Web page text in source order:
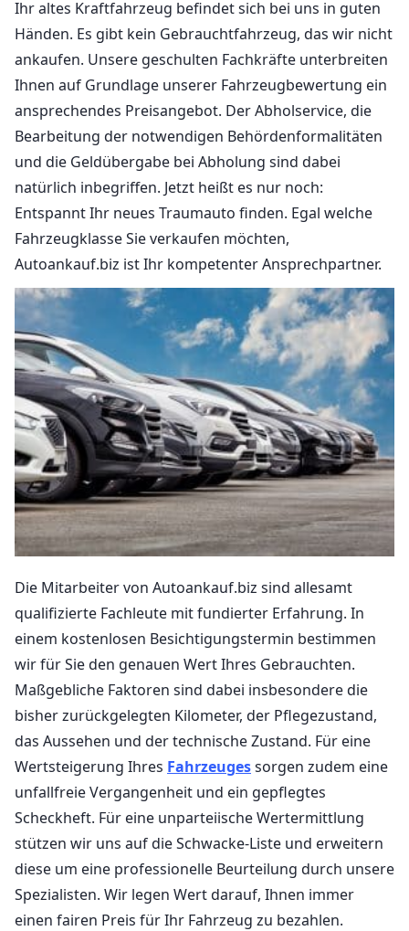
Ihr altes Kraftfahrzeug befindet sich bei uns in guten
Händen. Es gibt kein Gebrauchtfahrzeug, das wir nicht
ankaufen. Unsere geschulten Fachkräfte unterbreiten
Ihnen auf Grundlage unserer Fahrzeugbewertung ein
ansprechendes Preisangebot. Der Abholservice, die
Bearbeitung der notwendigen Behördenformalitäten
und die Geldübergabe bei Abholung sind dabei
natürlich inbegriffen. Jetzt heißt es nur noch:
Entspannt Ihr neues Traumauto finden. Egal welche
Fahrzeugklasse Sie verkaufen möchten,
Autoankauf.biz ist Ihr kompetenter Ansprechpartner.
Die Mitarbeiter von Autoankauf.biz sind allesamt
qualifizierte Fachleute mit fundierter Erfahrung. In
einem kostenlosen Besichtigungstermin bestimmen
wir für Sie den genauen Wert Ihres Gebrauchten.
Maßgebliche Faktoren sind dabei insbesondere die
bisher zurückgelegten Kilometer, der Pflegezustand,
das Aussehen und der technische Zustand. Für eine
Wertsteigerung Ihres Fahrzeugessorgen zudem eine
unfallfreie Vergangenheit und ein gepflegtes
Scheckheft. Für eine unparteiische Wertermittlung
stützen wir uns auf die Schwacke-Liste und erweitern
diese um eine professionelle Beurteilung durch unsere
Spezialisten. Wir legen Wert darauf, Ihnen immer
einen fairen Preis für Ihr Fahrzeug zu bezahlen.